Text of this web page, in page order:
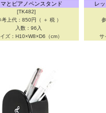
マとピアノペンスタンド
[TK482]
考上代：850円（ ＋ 税 ）
入数：96入
ズ：H10×W8×D6（cm）
レ
サ